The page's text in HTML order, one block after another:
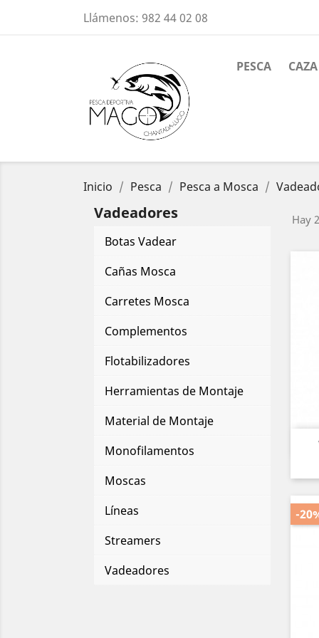
Llámenos: 982 44 02 08
PESCA CAZA
Inicio Pesca Pesca a Mosca
Vadeadores
Botas Vadear
Cañas Mosca
Carretes Mosca
Complementos
Flotabilizadores
Herramientas de Montaje
Material de Montaje
Monofilamentos
Moscas
Líneas
Streamers
Vadeadores
Hay
-